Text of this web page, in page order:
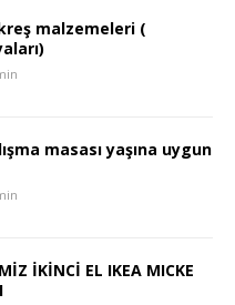
malzemeleri (
masası yaşına uygun
İKİNCİ EL IKEA MICKE